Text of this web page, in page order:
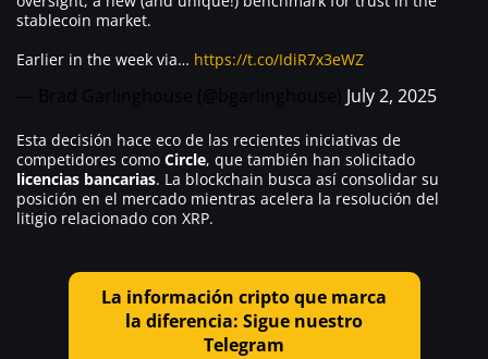
stablecoin market.
Earlier in the week via… https://t.co/IdiR7x3eWZ
July 2, 2025
Esta decisión hace eco de las recientes iniciativas de
competidores como Circle, que también han solicitado
licencias bancarias. La blockchain busca así consolidar su
posición en el mercado mientras acelera la resolución del
litigio relacionado con XRP.
La información cripto que marca
la diferencia: Sigue nuestro
Telegram